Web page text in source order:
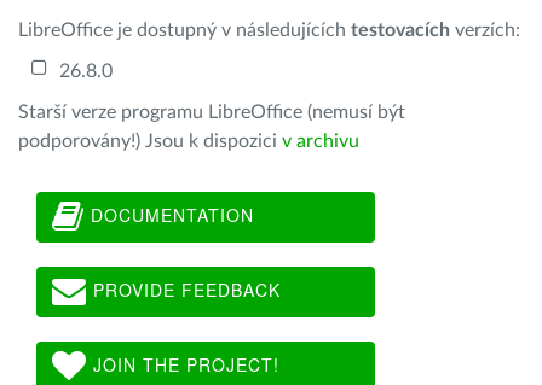
LibreOffice je dostupný v následujících testovacích verzích:
26.8.0
Starší verze programu LibreOffice (nemusí být
podporovány!) Jsou k dispozici v archivu
DOCUMENTATION
PROVIDE FEEDBACK
JOIN THE PROJECT!